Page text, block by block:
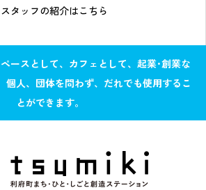
タッフの紹介はこちら
ースとして、カフェとして、起業･創業な
個人、団体を問わず、だれでも使用するこ
とができます。